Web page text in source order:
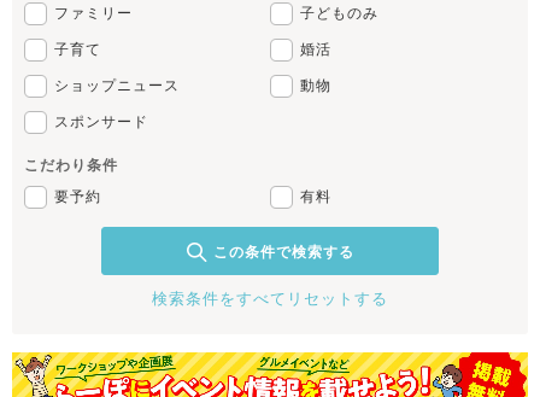
ファミリー 子どものみ
子育て 婚活
ショップニュース 動物
スポンサード
こだわり条件
要予約
有料
この条件で検索する
検索条件をすべてリセットする